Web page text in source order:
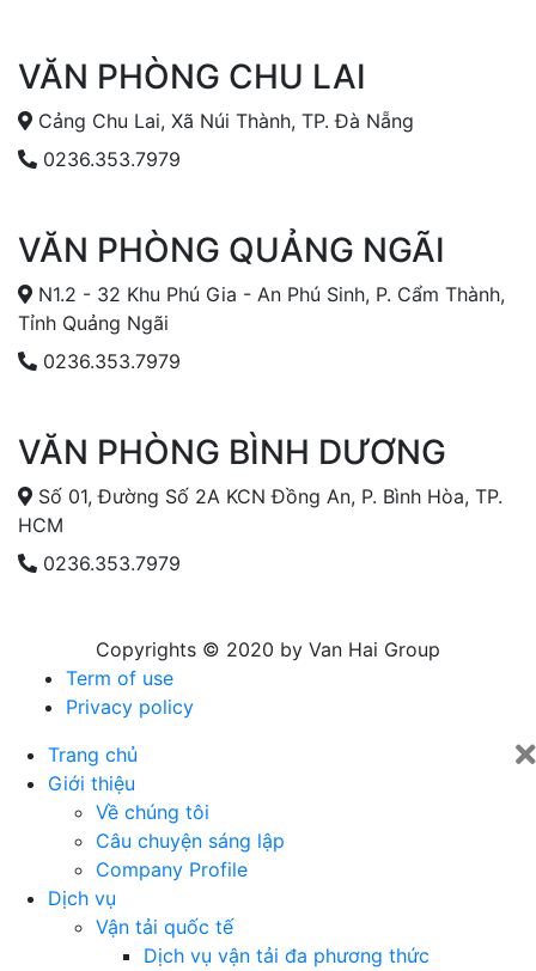
VĂN PHÒNG CHU LAI
Cảng Chu Lai, Xã Núi Thành, TP. Đà Nẵng
0236.353.7979
VĂN PHÒNG QUẢNG NGÃI
N1.2 - 32 Khu Phú Gia - An Phú Sinh, P. Cẩm Thành,
Tỉnh Quảng Ngãi
0236.353.7979
VĂN PHÒNG BÌNH DƯƠNG
Số 01, Đường Số 2A KCN Đồng An, P. Bình Hòa, TP.
HCM
0236.353.7979
Copyrights © 2020 by Van Hai Group
Term of use
Privacy policy
Trang chủ
Giới thiệu
Về chúng tôi
Câu chuyện sáng lập
Company Profile
Dịch vụ
Vận tải quốc tế
Dịch vụ vận tải đa phương thức